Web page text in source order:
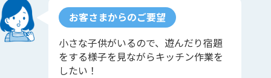
お客さまからのご要望
小さな子供がいるので、遊んだり宿題
をする様子を見ながらキッチン作業を
したい！